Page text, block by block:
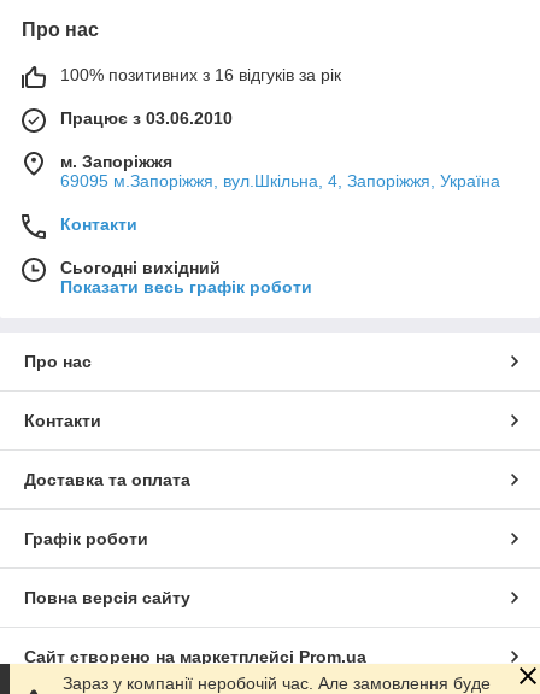
Про нас
100% позитивних з 16 відгуків за рік
Працює з 03.06.2010
м. Запоріжжя
69095 м.Запоріжжя, вул.Шкільна, 4, Запоріжжя, Україна
Контакти
Сьогодні вихідний
Показати весь графік роботи
Про нас
Контакти
Доставка та оплата
Графік роботи
Повна версія сайту
Сайт створено на маркетплейсі Prom.ua
Зараз у компанії неробочій час. Але замовлення буде